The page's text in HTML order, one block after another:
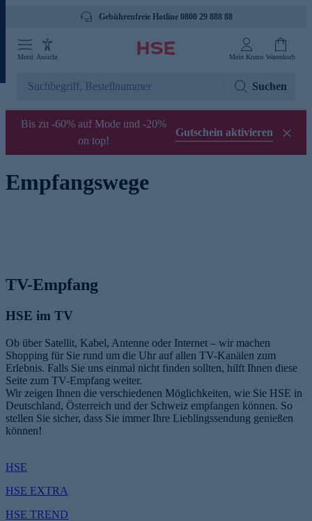
Gebührenfreie Hotline 0800 29 888 88
Menü Ansicht Mein Konto Warenkorb
Suchen
Bis zu -60% auf Mode und -20%
on top!
Gutschein aktivieren
Empfangswege
TV-Empfang
HSE im TV
Ob über Satellit, Kabel, Antenne oder Internet – wir machen
Shopping für Sie rund um die Uhr auf allen TV-Kanälen zum
Erlebnis. Falls Sie uns einmal nicht finden sollten, hilft Ihnen diese
Seite zum TV-Empfang weiter.
Wir zeigen Ihnen die verschiedenen Möglichkeiten, wie Sie HSE in
Deutschland, Österreich und der Schweiz empfangen können. So
stellen Sie sicher, dass Sie immer Ihre Lieblingssendung genießen
können!
HSE
HSE EXTRA
HSE TREND